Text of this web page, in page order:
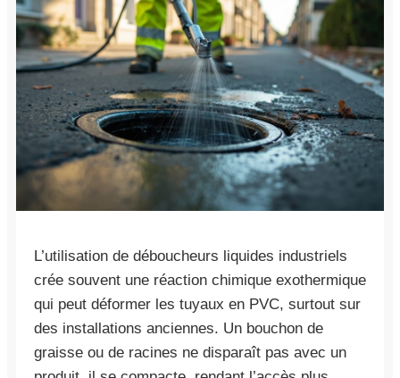
L’utilisation de déboucheurs liquides industriels
crée souvent une réaction chimique exothermique
qui peut déformer les tuyaux en PVC, surtout sur
des installations anciennes. Un bouchon de
graisse ou de racines ne disparaît pas avec un